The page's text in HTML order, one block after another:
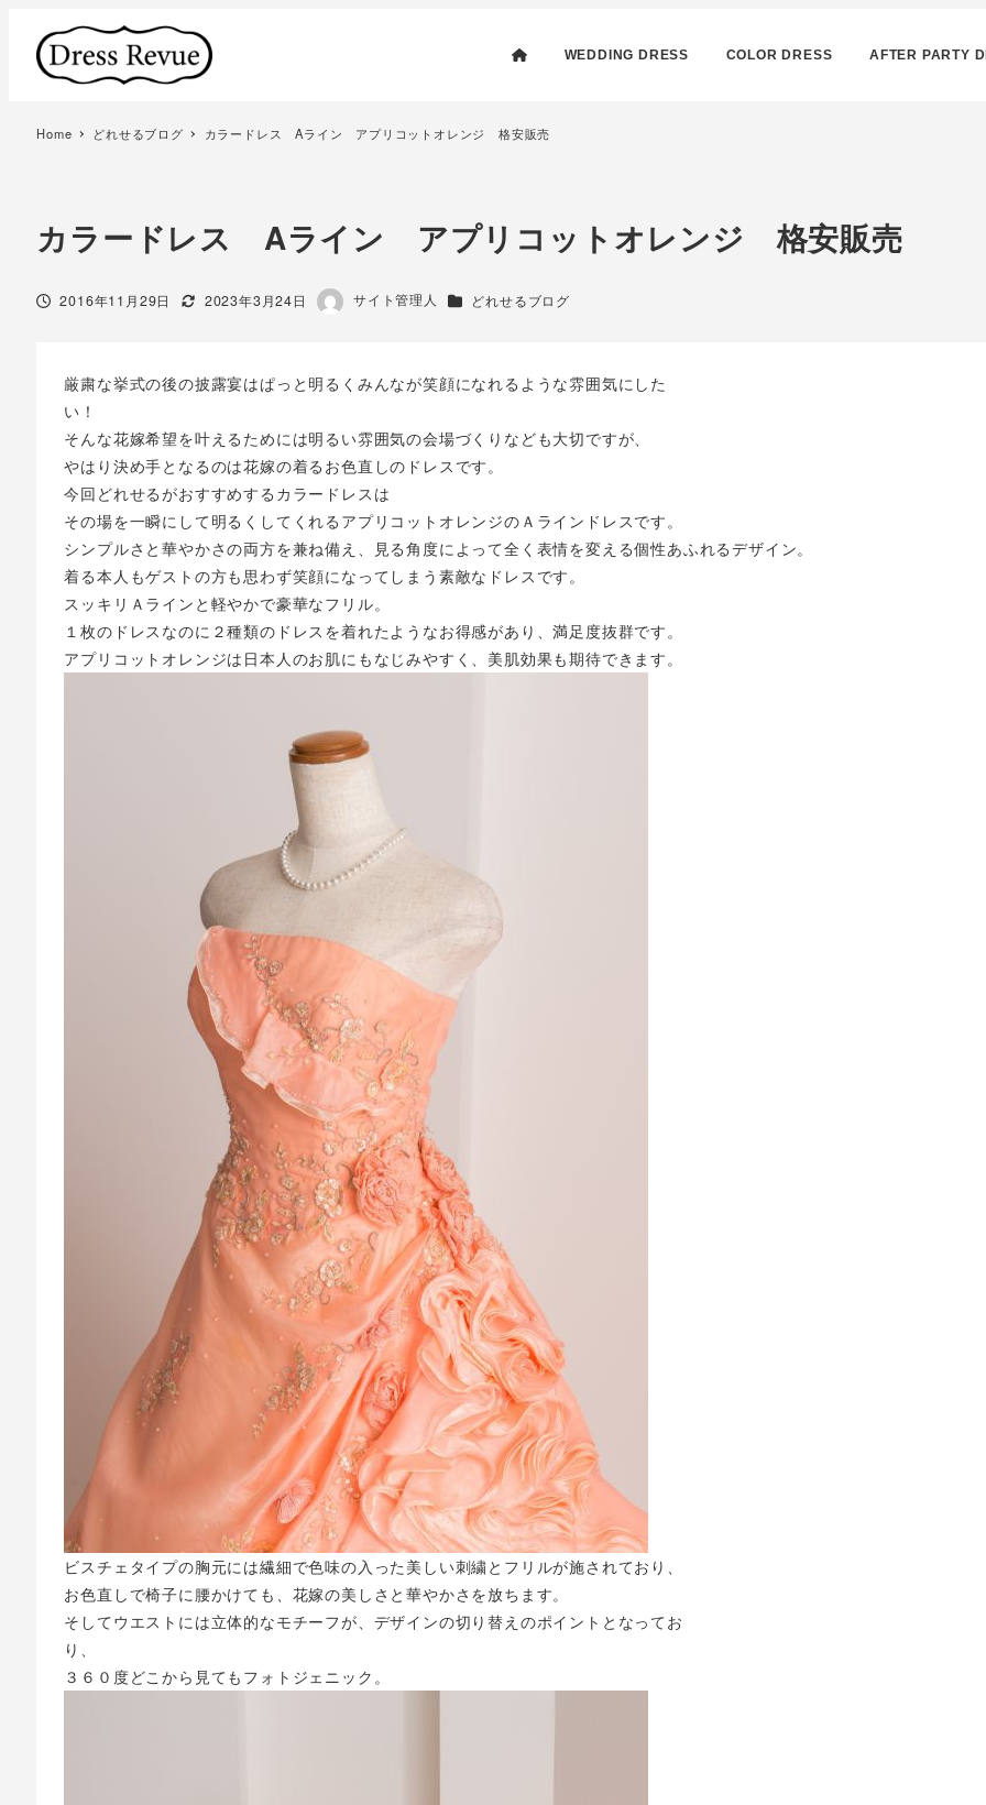
WEDDING DRESS COLOR DRESS AFTER PARTY
Home どれせるブログ カラードレス Aライン アプリコットオレンジ 格安販売
カラードレス Aライン アプリコットオレンジ 格安販売
投稿日
2016年11月29日 更新日
2023年3月24日
著
サイト管理人 カテゴリー
どれせるブログ
厳粛な挙式の後の披露宴はぱっと明るくみんなが笑顔になれるような雰囲気にした
い！
そんな花嫁希望を叶えるためには明るい雰囲気の会場づくりなども大切ですが、
やはり決め手となるのは花嫁の着るお色直しのドレスです。
今回どれせるがおすすめするカラードレスは
その場を一瞬にして明るくしてくれるアプリコットオレンジのＡラインドレスです。
シンプルさと華やかさの両方を兼ね備え、見る角度によって全く表情を変える個性あふれるデザイン。
着る本人もゲストの方も思わず笑顔になってしまう素敵なドレスです。
スッキリＡラインと軽やかで豪華なフリル。
１枚のドレスなのに２種類のドレスを着れたようなお得感があり、満足度抜群です。
アプリコットオレンジは日本人のお肌にもなじみやすく、美肌効果も期待できます。
ビスチェタイプの胸元には繊細で色味の入った美しい刺繍とフリルが施されており、
お色直しで椅子に腰かけても、花嫁の美しさと華やかさを放ちます。
そしてウエストには立体的なモチーフが、デザインの切り替えのポイントとなってお
り、
３６０度どこから見てもフォトジェニック。